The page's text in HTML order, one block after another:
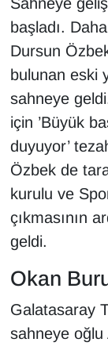
başladı.
Dursun
bulunan eski
sahneye
için ’Büyük
duyuyor’
Özbek de
kurulu ve
çıkmasının
geldi.
Okan
Galatasaray
sahneye oğlu